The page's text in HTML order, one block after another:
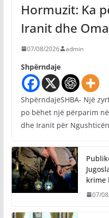
Hormuzit: Ka
Iranit dhe
07/08/2026 admin
Shpërndaje
ShpërndajeSHBA- Një
po bëhet një përparim
dhe Iranit për
krime
07/